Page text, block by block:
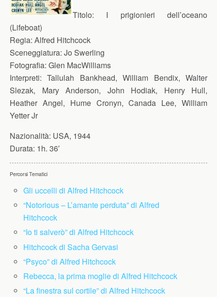
Titolo: I prigionieri dell’oceano
(Lifeboat)
Regia: Alfred Hitchcock
Sceneggiatura: Jo Swerling
Fotografia: Glen MacWilliams
Interpreti: Tallulah Bankhead, William Bendix, Walter
Slezak, Mary Anderson, John Hodiak, Henry Hull,
Heather Angel, Hume Cronyn, Canada Lee, William
Yetter Jr
Nazionalità: USA, 1944
Durata: 1h. 36′
Percorsi Tematici
Gli uccelli di Alfred Hitchcock
“Notorious – L’amante perduta” di Alfred
Hitchcock
“Io ti salverò” di Alfred Hitchcock
Hitchcock di Sacha Gervasi
“Psyco” di Alfred Hitchcock
Rebecca, la prima moglie di Alfred Hitchcock
“La finestra sul cortile” di Alfred Hitchcock